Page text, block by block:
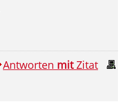
Antworten mitZitat